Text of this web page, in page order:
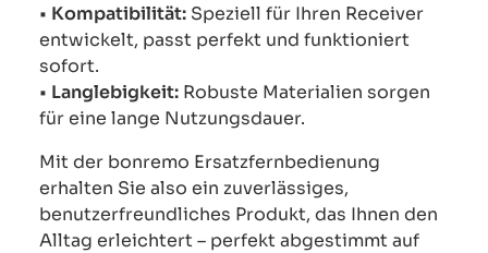
• Kompatibilität: Speziell für Ihren Receiver
entwickelt, passt perfekt und funktioniert
sofort.
• Langlebigkeit: Robuste Materialien sorgen
für eine lange Nutzungsdauer.
Mit der bonremo Ersatzfernbedienung
erhalten Sie also ein zuverlässiges,
benutzerfreundliches Produkt, das Ihnen den
Alltag erleichtert – perfekt abgestimmt auf